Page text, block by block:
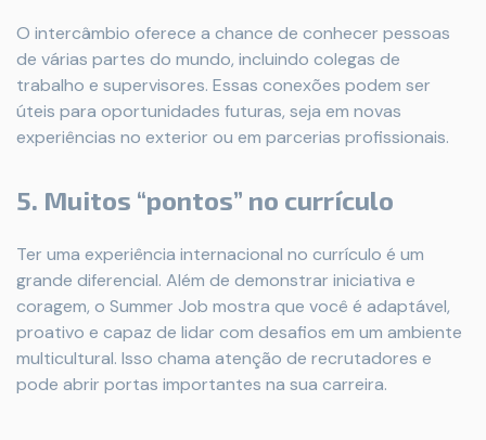
O intercâmbio oferece a chance de conhecer pessoas
de várias partes do mundo, incluindo colegas de
trabalho e supervisores. Essas conexões podem ser
úteis para oportunidades futuras, seja em novas
experiências no exterior ou em parcerias profissionais.
5. Muitos “pontos” no currículo
Ter uma experiência internacional no currículo é um
grande diferencial. Além de demonstrar iniciativa e
coragem, o Summer Job mostra que você é adaptável,
proativo e capaz de lidar com desafios em um ambiente
multicultural. Isso chama atenção de recrutadores e
pode abrir portas importantes na sua carreira.